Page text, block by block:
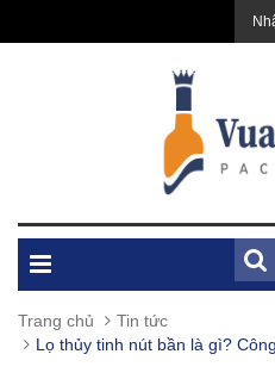
Trang chủ
Tin tức
Lọ thủy tinh nút bần là gì?